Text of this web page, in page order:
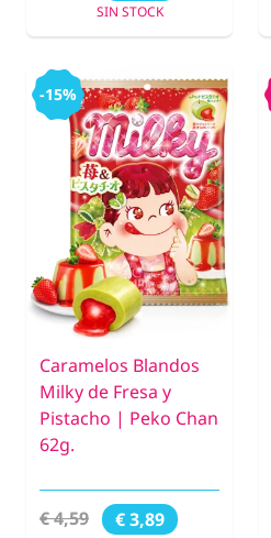
SIN STOCK
-15%
Caramelos Blandos
Milky de Fresa y
Pistacho | Peko Chan
62g.
€ 4,59 € 3,89